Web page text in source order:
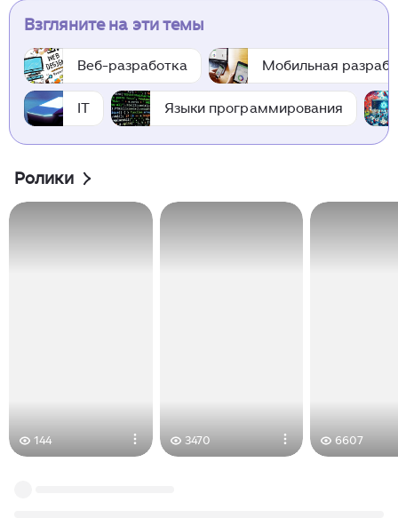
Взгляните на эти темы
Веб-разработка Мобильная
IT Языки программирования
Ролики
144 3470 6607